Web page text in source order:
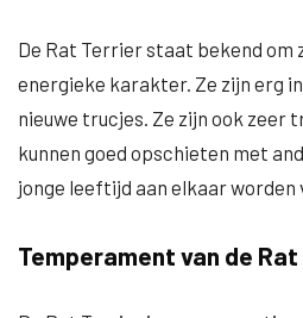
De Rat Terrier staat bekend om
energieke karakter. Ze zijn erg
nieuwe trucjes. Ze zijn ook zeer
kunnen goed opschieten met
jonge leeftijd aan elkaar worden
Temperament van de